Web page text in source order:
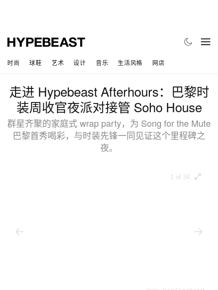
时尚 球鞋 艺术 设计 音乐 生活风格 网店
走进 Hypebeast Afterhours：巴黎时
装周收官夜派对接管 Soho House
群星齐聚的家庭式 wrap party，为 Song for the Mute
巴黎首秀喝彩，与时装先锋一同见证这个里程碑之
夜。
1 of 34